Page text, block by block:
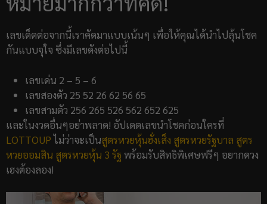
เลขเด็ดต่อจากนี้เราคัดมาแบบเน้นๆ เพื่อให้คุณได้นำไปลุ้นโชค
กันแบบจุใจ ซึ่งมีเลขดังต่อไปนี้
เลขเด่น 2 – 5 – 6
เลขสองตัว 25 52 26 62 56 65
เลขสามตัว 256 265 526 562 652 625
และในงวดอื่นๆอย่าพลาด! อัปเดตเลขนำโชคก่อนใครที่
LOTTOUPไม่ว่าจะเป็นสูตรหวยหุ้นฮั่งเส็ง สูตรหวยรัฐบาล สูตร
หวยออมสิน สูตรหวยหุ้น 3 รัฐ พร้อมรับสิทธิพิเศษฟรีๆ อยากดวง
เฮงต้องลอง!